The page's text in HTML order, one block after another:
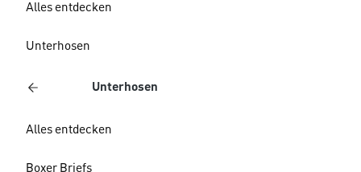
Alles entdecken
Unterhosen
Unterhosen
Alles entdecken
Boxer Briefs